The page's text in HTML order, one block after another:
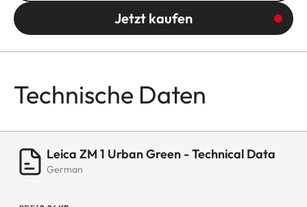
Jetzt kaufen
Technische Daten
Leica ZM 1 Urban Green - Technical Data
German